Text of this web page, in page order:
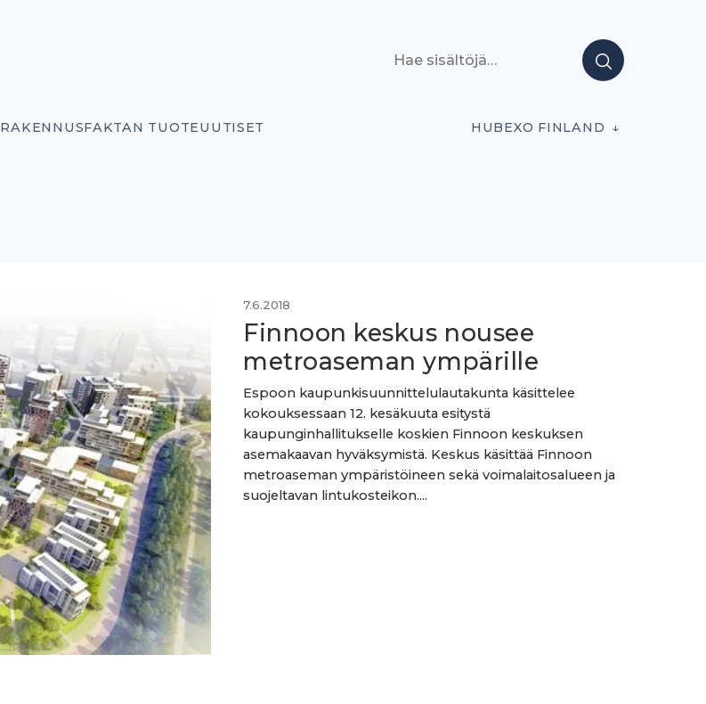
RAKENNUSFAKTAN TUOTEUUTISET HUBEXO FINLAND
7.6.2018
Finnoon keskus nousee
metroaseman ympärille
Espoon kaupunkisuunnittelulautakunta käsittelee
kokouksessaan 12. kesäkuuta esitystä
kaupunginhallitukselle koskien Finnoon keskuksen
asemakaavan hyväksymistä. Keskus käsittää Finnoon
metroaseman ympäristöineen sekä voimalaitosalueen ja
suojeltavan lintukosteikon....